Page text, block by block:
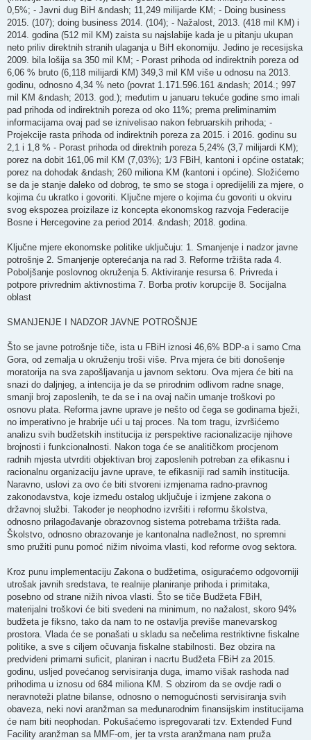
0,5%; - Javni dug BiH &ndash; 11,249 milijarde KM; - Doing business
2015. (107); doing business 2014. (104); - Nažalost, 2013. (418 mil KM) i
2014. godina (512 mil KM) zaista su najslabije kada je u pitanju ukupan
neto priliv direktnih stranih ulaganja u BiH ekonomiju. Jedino je recesijska
2009. bila lošija sa 350 mil KM; - Porast prihoda od indirektnih poreza od
6,06 % bruto (6,118 milijardi KM) 349,3 mil KM više u odnosu na 2013.
godinu, odnosno 4,34 % neto (povrat 1.171.596.161 &ndash; 2014.; 997
mil KM &ndash; 2013. god.); međutim u januaru tekuće godine smo imali
pad prihoda od indirektnih poreza od oko 11%; prema preliminarnim
informacijama ovaj pad se iznivelisao nakon februarskih prihoda; -
Projekcije rasta prihoda od indirektnih poreza za 2015. i 2016. godinu su
2,1 i 1,8 % - Porast prihoda od direktnih poreza 5,24% (3,7 milijardi KM);
porez na dobit 161,06 mil KM (7,03%); 1/3 FBiH, kantoni i općine ostatak;
porez na dohodak &ndash; 260 miliona KM (kantoni i općine). Složićemo
se da je stanje daleko od dobrog, te smo se stoga i opredijelili za mjere, o
kojima ću ukratko i govoriti. Ključne mjere o kojima ću govoriti u okviru
svog ekspozea proizilaze iz koncepta ekonomskog razvoja Federacije
Bosne i Hercegovine za period 2014. &ndash; 2018. godina.
Ključne mjere ekonomske politike uključuju: 1. Smanjenje i nadzor javne
potrošnje 2. Smanjenje opterećanja na rad 3. Reforme tržišta rada 4.
Poboljšanje poslovnog okruženja 5. Aktiviranje resursa 6. Privreda i
potpore privrednim aktivnostima 7. Borba protiv korupcije 8. Socijalna
oblast
SMANJENJE I NADZOR JAVNE POTROŠNJE
Što se javne potrošnje tiče, ista u FBiH iznosi 46,6% BDP-a i samo Crna
Gora, od zemalja u okruženju troši više. Prva mjera će biti donošenje
moratorija na sva zapošljavanja u javnom sektoru. Ova mjera će biti na
snazi do daljnjeg, a intencija je da se prirodnim odlivom radne snage,
smanji broj zaposlenih, te da se i na ovaj način umanje troškovi po
osnovu plata. Reforma javne uprave je nešto od čega se godinama bježi,
no imperativno je hrabrije ući u taj proces. Na tom tragu, izvršićemo
analizu svih budžetskih institucija iz perspektive racionalizacije njihove
brojnosti i funkcionalnosti. Nakon toga će se analitičkom procjenom
radnih mjesta utvrditi objektivan broj zaposlenih potreban za efikasnu i
racionalnu organizaciju javne uprave, te efikasniji rad samih institucija.
Naravno, uslovi za ovo će biti stvoreni izmjenama radno-pravnog
zakonodavstva, koje između ostalog uključuje i izmjene zakona o
državnoj službi. Također je neophodno izvršiti i reformu školstva,
odnosno prilagođavanje obrazovnog sistema potrebama tržišta rada.
Školstvo, odnosno obrazovanje je kantonalna nadležnost, no spremni
smo pružiti punu pomoć nižim nivoima vlasti, kod reforme ovog sektora.
Kroz punu implementaciju Zakona o budžetima, osiguraćemo odgovorniji
utrošak javnih sredstava, te realnije planiranje prihoda i primitaka,
posebno od strane nižih nivoa vlasti. Što se tiče Budžeta FBiH,
materijalni troškovi će biti svedeni na minimum, no nažalost, skoro 94%
budžeta je fiksno, tako da nam to ne ostavlja previše manevarskog
prostora. Vlada će se ponašati u skladu sa nečelima restriktivne fiskalne
politike, a sve s ciljem očuvanja fiskalne stabilnosti. Bez obzira na
predviđeni primarni suficit, planiran i nacrtu Budžeta FBiH za 2015.
godinu, usljed povećanog servisiranja duga, imamo višak rashoda nad
prihodima u iznosu od 684 miliona KM. S obzirom da se ovdje radi o
neravnoteži platne bilanse, odnosno o nemogućnosti servisiranja svih
obaveza, neki novi aranžman sa međunarodnim finansijskim institucijama
će nam biti neophodan. Pokušaćemo ispregovarati tzv. Extended Fund
Facility aranžman sa MMF-om, jer ta vrsta aranžmana nam pruža